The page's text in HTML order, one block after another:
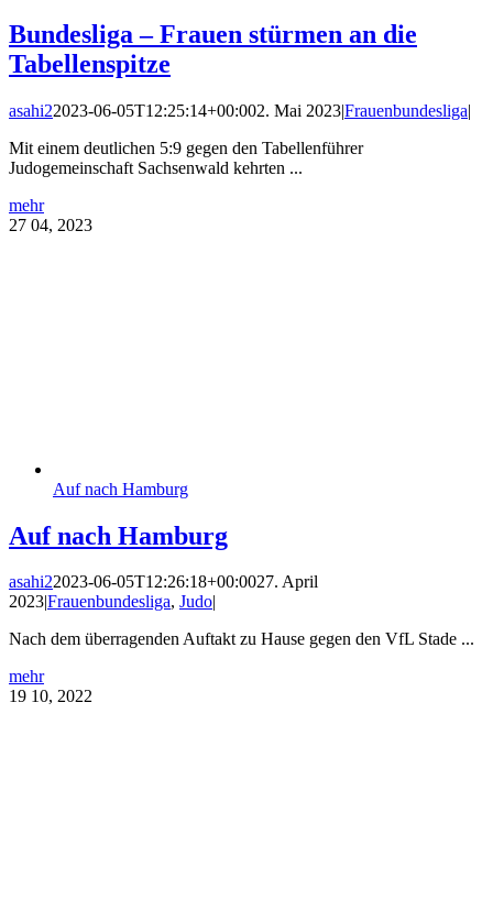
Bundesliga – Frauen stürmen an die
Tabellenspitze
asahi22023-06-05T12:25:14+00:002. Mai 2023|Frauenbundesliga|
Mit einem deutlichen 5:9 gegen den Tabellenführer
Judogemeinschaft Sachsenwald kehrten ...
mehr
27 04, 2023
Auf nach Hamburg
Auf nach Hamburg
asahi22023-06-05T12:26:18+00:0027. April
2023|Frauenbundesliga, Judo|
Nach dem überragenden Auftakt zu Hause gegen den VfL Stade ...
mehr
19 10, 2022